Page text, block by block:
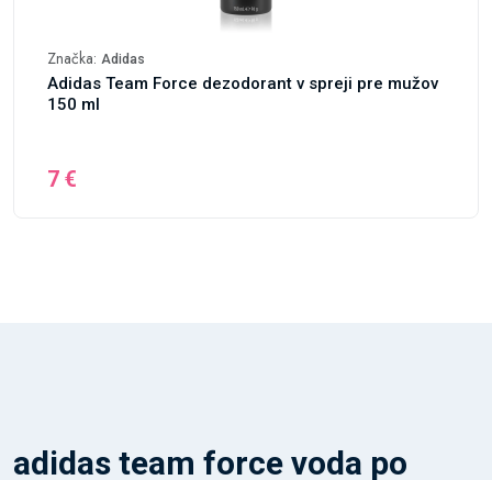
Značka: Adidas
Adidas Team Force dezodorant v spreji pre mužov
150 ml
7 €
adidas team force voda po